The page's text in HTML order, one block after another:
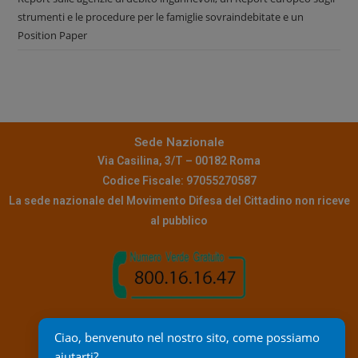
strumenti e le procedure per le famiglie sovraindebitate e un
Position Paper
Sede Nazionale
Via Casilina, 3/T – 00182 Roma
Codice Fiscale: 97055270587
La sede nazionale del Movimento Difesa del Cittadino non riceve
al pubblico
Contatti
Ciao, benvenuto nel nostro sito, come possiamo